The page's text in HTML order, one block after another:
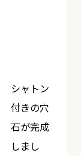
シャトン
付きの穴
石が完成
しまし